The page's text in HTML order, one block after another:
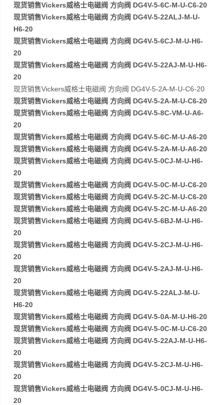
现货销售Vickers威格士电磁阀 方向阀 DG4V-5-6C-M-U-C6-20
现货销售Vickers威格士电磁阀 方向阀 DG4V-5-22ALJ-M-U-
H6-20
现货销售Vickers威格士电磁阀 方向阀 DG4V-5-6CJ-M-U-H6-
20
现货销售Vickers威格士电磁阀 方向阀 DG4V-5-22AJ-M-U-H6-
20
现货销售Vickers威格士电磁阀 方向阀 DG4V-5-2A-M-U-C6-20
现货销售Vickers威格士电磁阀 方向阀 DG4V-5-2A-M-U-C6-20
现货销售Vickers威格士电磁阀 方向阀 DG4V-5-8C-VM-U-A6-
20
现货销售Vickers威格士电磁阀 方向阀 DG4V-5-6C-M-U-A6-20
现货销售Vickers威格士电磁阀 方向阀 DG4V-5-2A-M-U-A6-20
现货销售Vickers威格士电磁阀 方向阀 DG4V-5-0CJ-M-U-H6-
20
现货销售Vickers威格士电磁阀 方向阀 DG4V-5-0C-M-U-C6-20
现货销售Vickers威格士电磁阀 方向阀 DG4V-5-2C-M-U-C6-20
现货销售Vickers威格士电磁阀 方向阀 DG4V-5-2C-M-U-A6-20
现货销售Vickers威格士电磁阀 方向阀 DG4V-5-6BJ-M-U-H6-
20
现货销售Vickers威格士电磁阀 方向阀 DG4V-5-2CJ-M-U-H6-
20
现货销售Vickers威格士电磁阀 方向阀 DG4V-5-2AJ-M-U-H6-
20
现货销售Vickers威格士电磁阀 方向阀 DG4V-5-22ALJ-M-U-
H6-20
现货销售Vickers威格士电磁阀 方向阀 DG4V-5-0A-M-U-H6-20
现货销售Vickers威格士电磁阀 方向阀 DG4V-5-0C-M-U-C6-20
现货销售Vickers威格士电磁阀 方向阀 DG4V-5-22AJ-M-U-H6-
20
现货销售Vickers威格士电磁阀 方向阀 DG4V-5-2CJ-M-U-H6-
20
现货销售Vickers威格士电磁阀 方向阀 DG4V-5-0CJ-M-U-H6-
20